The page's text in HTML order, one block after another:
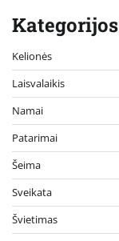
Kategorijos
Kelionės
Laisvalaikis
Namai
Patarimai
Šeima
Sveikata
Švietimas